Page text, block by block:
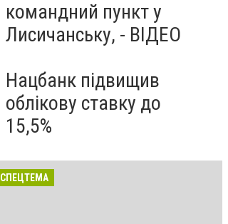
командний пункт у
Лисичанську, - ВІДЕО
Нацбанк підвищив
облікову ставку до
15,5%
СПЕЦТЕМА